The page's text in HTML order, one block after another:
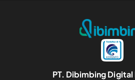
PT. Dibimbing Digital